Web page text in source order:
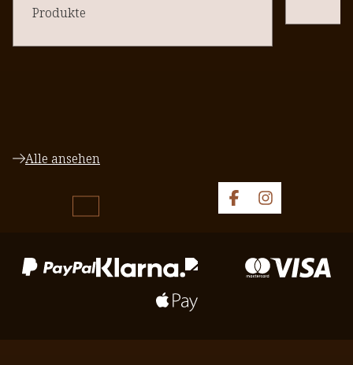
Produkte
Alle ansehen